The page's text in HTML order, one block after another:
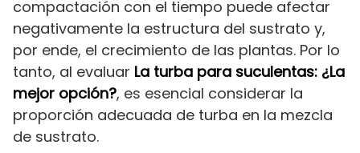
compactación con el tiempo puede afectar
negativamente la estructura del sustrato y,
por ende, el crecimiento de las plantas. Por lo
tanto, al evaluar La turba para suculentas: ¿La
mejor opción?, es esencial considerar la
proporción adecuada de turba en la mezcla
de sustrato.